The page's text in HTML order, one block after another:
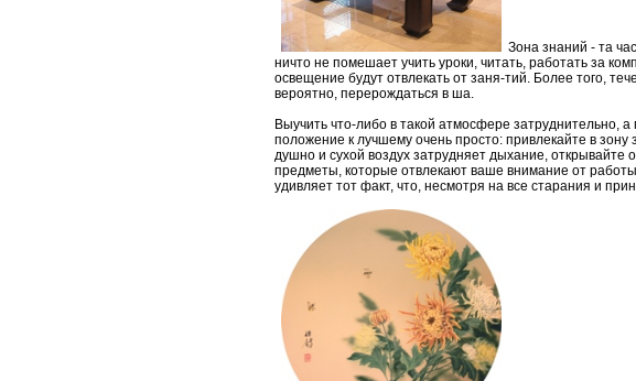
Зона знаний - та
ничто не помешает учить уроки, читать, работать за
освещение будут отвлекать от заня-тий. Более того,
вероятно, перерождаться в ша.
Выучить что-либо в такой атмосфере затруднительно,
положение к лучшему очень просто: привлекайте в
душно и сухой воздух затрудняет дыхание, открывайте
предметы, которые отвлекают ваше внимание от
удивляет тот факт, что, несмотря на все старания и